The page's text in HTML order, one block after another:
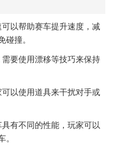
以帮助赛车提升速度，减
碰撞。
要使用漂移等技巧来保持
以使用道具来干扰对手或
有不同的性能，玩家可以
。